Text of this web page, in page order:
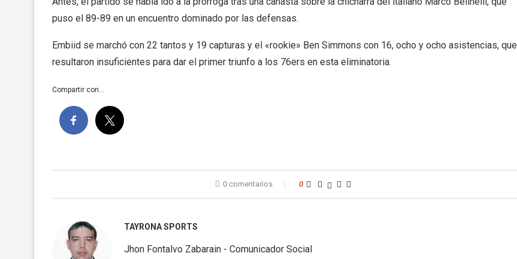
puso el 89-89 en un encuentro dominado por las defensas.
Embiid se marchó con 22 tantos y 19 capturas y el «rookie» Ben Simmons con 16, ocho y ocho asistencias, que
resultaron insuficientes para dar el primer triunfo a los 76ers en esta eliminatoria.
Compartir con...
0 comentarios 0
TAYRONA SPORTS
Jhon Fontalvo Zabarain - Comunicador Social